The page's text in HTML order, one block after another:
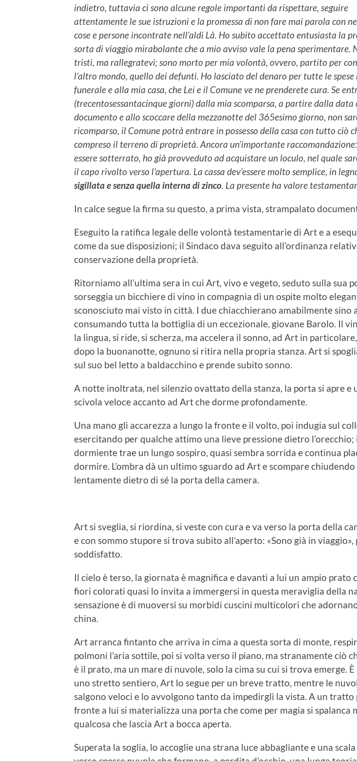
indietro, tuttavia ci sono alcune regole importanti da rispettare, seguire
attentamente le sue istruzioni e la promessa di non fare mai parola con
cose e persone incontrate nell’aldi Là. Ho subito accettato entusiasta la
sorta di viaggio mirabolante che a mio avviso vale la pena sperimentare.
tristi, ma rallegratevi; sono morto per mia volontà, ovvero, partito per
l’altro mondo, quello dei defunti. Ho lasciato del denaro per tutte le
funerale e alla mia casa, che Lei e il Comune ve ne prenderete cura. Se
(trecentosessantacinque giorni) dalla mia scomparsa, a partire dalla data
documento e allo scoccare della mezzanotte del 365esimo giorno, non
ricomparso, il Comune potrà entrare in possesso della casa con tutto ciò
compreso il terreno di proprietà. Ancora un’importante
essere sotterrato, ho già provveduto ad acquistare un loculo, nel quale
il capo rivolto verso l’apertura. La cassa dev’essere molto semplice, in
sigillata e senza quella interna di zinco . La presente ha valore
In calce segue la firma su questo, a prima vista, strampalato
Eseguito la ratifica legale delle volontà testamentarie di Art e a
come da sue disposizioni; il Sindaco dava seguito all’ordinanza
conservazione della proprietà.
Ritorniamo all’ultima sera in cui Art, vivo e vegeto, seduto sulla sua
sorseggia un bicchiere di vino in compagnia di un ospite molto
sconosciuto mai visto in città. I due chiacchierano amabilmente sino
consumando tutta la bottiglia di un eccezionale, giovane Barolo. Il
la lingua, si ride, si scherza, ma accelera il sonno, ad Art in
dopo la buonanotte, ognuno si ritira nella propria stanza. Art si
sul suo bel letto a baldacchino e prende subito sonno.
A notte inoltrata, nel silenzio ovattato della stanza, la porta si apre e
scivola veloce accanto ad Art che dorme profondamente.
Una mano gli accarezza a lungo la fronte e il volto, poi indugia sul
esercitando per qualche attimo una lieve pressione dietro l’orecchio;
dormiente trae un lungo sospiro, quasi sembra sorrida e continua
dormire. L’ombra dà un ultimo sguardo ad Art e scompare chiudendo
lentamente dietro di sé la porta della camera.
Art si sveglia, si riordina, si veste con cura e va verso la porta della
e con sommo stupore si trova subito all’aperto: «Sono già in viaggio»,
soddisfatto.
Il cielo è terso, la giornata è magnifica e davanti a lui un ampio prato
fiori colorati quasi lo invita a immergersi in questa meraviglia della
sensazione è di muoversi su morbidi cuscini multicolori che
china.
Art arranca fintanto che arriva in cima a questa sorta di monte,
polmoni l’aria sottile, poi si volta verso il piano, ma stranamente ciò
è il prato, ma un mare di nuvole, solo la cima su cui si trova emerge.
uno stretto sentiero, Art lo segue per un breve tratto, mentre le
salgono veloci e lo avvolgono tanto da impedirgli la vista. A un
fronte a lui si materializza una porta che come per magia si spalanca
qualcosa che lascia Art a bocca aperta.
Superata la soglia, lo accoglie una strana luce abbagliante e una